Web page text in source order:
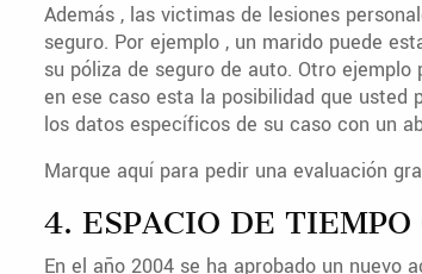
Además , las victimas de lesiones
seguro. Por ejemplo , un marido puede
su póliza de seguro de auto. Otro
en ese caso esta la posibilidad que usted
los datos específicos de su caso con un
Marque aquí para pedir una evaluación
4. ESPACIO DE
En el año 2004 se ha aprobado un